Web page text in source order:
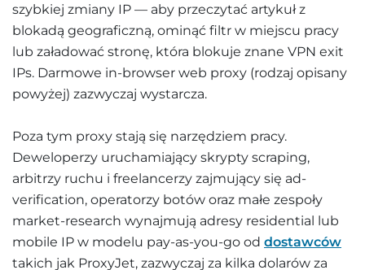
szybkiej zmiany IP — aby przeczytać artykuł z
blokadą geograficzną, ominąć filtr w miejscu pracy
lub załadować stronę, która blokuje znane VPN exit
IPs. Darmowe in-browser web proxy (rodzaj opisany
powyżej) zazwyczaj wystarcza.
Poza tym proxy stają się narzędziem pracy.
Deweloperzy uruchamiający skrypty scraping,
arbitrzy ruchu i freelancerzy zajmujący się ad-
verification, operatorzy botów oraz małe zespoły
market-research wynajmują adresy residential lub
mobile IP w modelu pay-as-you-go od dostawców
takich jak ProxyJet, zazwyczaj za kilka dolarów za